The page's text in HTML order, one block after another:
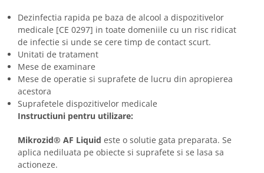
Dezinfectia rapida pe baza de alcool a dispozitivelor
medicale [CE 0297] in toate domeniile cu un risc ridicat
de infectie si unde se cere timp de contact scurt.
Unitati de tratament
Mese de examinare
Mese de operatie si suprafete de lucru din apropierea
acestora
Suprafetele dispozitivelor medicale
Instructiuni pentru utilizare:
Mikrozid® AF Liquid este o solutie gata preparata. Se
aplica nediluata pe obiecte si suprafete si se lasa sa
actioneze.